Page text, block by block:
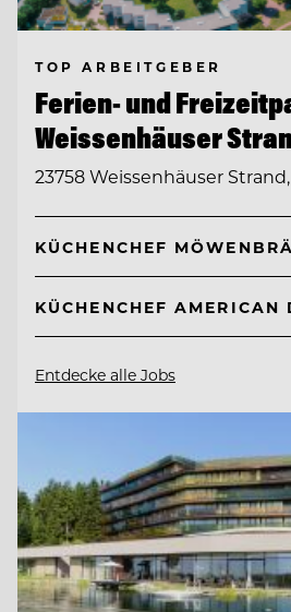
TOP ARBEITGEBER
Ferien- und
Weissenhäuser
23758 Weissenhäuser
KÜCHENCHEF
KÜCHENCHEF
Entdecke alle Jobs